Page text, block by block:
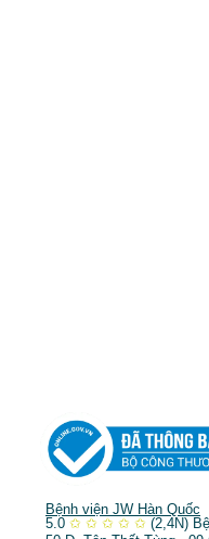
Bệnh viện JW Hàn Quốc
5.0 ✩ ✩ ✩ ✩ ✩ (2,4N)